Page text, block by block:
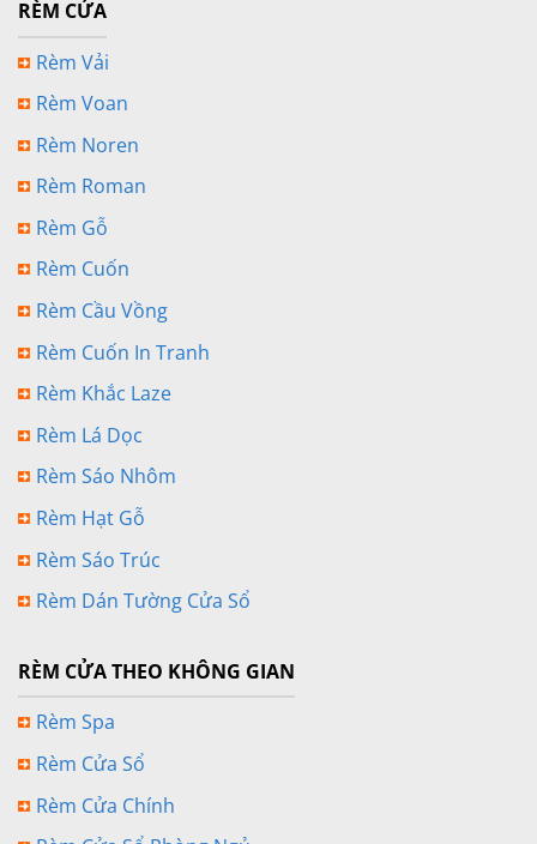
RÈM CỬA
Rèm Vải
Rèm Voan
Rèm Noren
Rèm Roman
Rèm Gỗ
Rèm Cuốn
Rèm Cầu Vồng
Rèm Cuốn In Tranh
Rèm Khắc Laze
Rèm Lá Dọc
Rèm Sáo Nhôm
Rèm Hạt Gỗ
Rèm Sáo Trúc
Rèm Dán Tường Cửa Sổ
RÈM CỬA THEO KHÔNG GIAN
Rèm Spa
Rèm Cửa Sổ
Rèm Cửa Chính